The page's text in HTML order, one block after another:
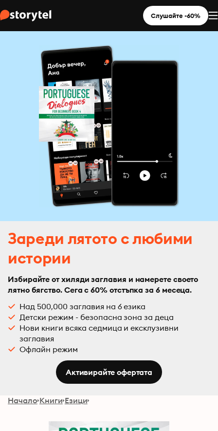
Слушайте -60%
Зареди лятото с любими
истории
Избирайте от хиляди заглавия и намерете своето
лятно бягство. Сега с 60% отстъпка за 6 месеца.
Над 500,000 заглавия на 6 езика
Детски режим - безопасна зона за деца
Нови книги всяка седмица и ексклузивни
заглавия
Офлайн режим
Активирайте офертата
Начало Книги Езици